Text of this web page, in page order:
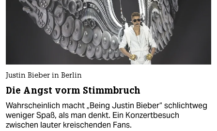
Justin Bieber in Berlin
Die Angst vorm Stimmbruch
Wahrscheinlich macht „Being Justin Bieber“ schlichtweg
weniger Spaß, als man denkt. Ein Konzertbesuch
zwischen lauter kreischenden Fans.